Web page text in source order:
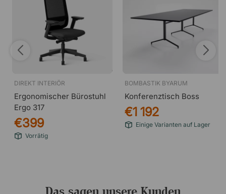
DIREKT INTERIÖR
Ergonomischer Bürostuhl
Ergo 317
€399
Vorrätig
BOMBASTIK BYARUM
Konferenztisch Boss
€1 192
Einige Varianten auf Lager